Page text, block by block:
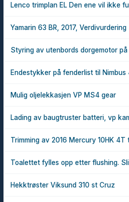
Lenco trimplan EL Den ene vil ikke
Yamarin 63 BR, 2017, Verdivurdering
Styring av utenbords dorgemotor
Endestykker på fenderlist til
Mulig oljelekkasjen VP MS4 gear
Lading av baugtruster batteri, vp
Trimming av 2016 Mercury 10HK 4T
Toalettet fylles opp etter flushing.
Hekktrøster Viksund 310 st Cruz